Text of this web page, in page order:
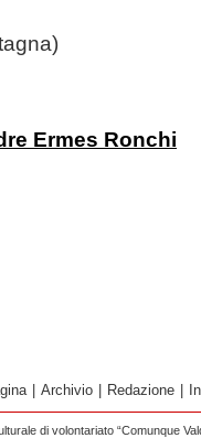
Ermes Ronchi
| Archivio | Redazione |
di volontariato “Comunque